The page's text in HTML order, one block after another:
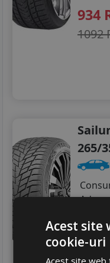
934
1092
265/
913
958
Acest site
cookie-uri
Acest site web